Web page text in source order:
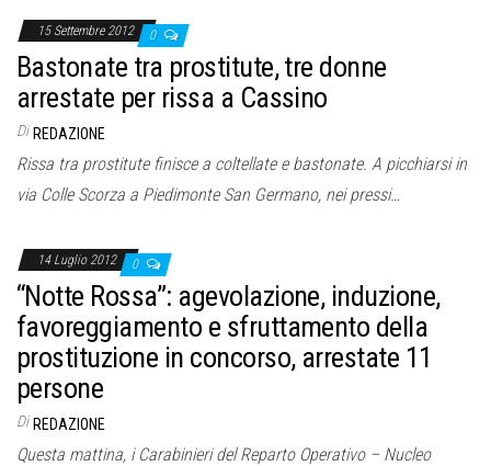
15 Settembre 2012 0
Bastonate tra prostitute, tre donne
arrestate per rissa a Cassino
Di REDAZIONE
Rissa tra prostitute finisce a coltellate e bastonate. A picchiarsi in
via Colle Scorza a Piedimonte San Germano, nei pressi…
14 Luglio 2012 0
“Notte Rossa”: agevolazione, induzione,
favoreggiamento e sfruttamento della
prostituzione in concorso, arrestate 11
persone
Di REDAZIONE
Questa mattina, i Carabinieri del Reparto Operativo – Nucleo